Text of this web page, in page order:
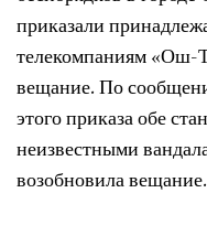
приказали
телекомпаниям «Ош-
вещание. По
этого приказа обе
неизвестными
возобновила вещание.